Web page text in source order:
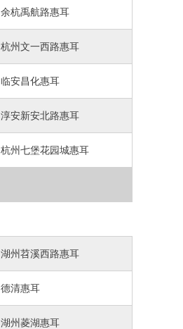
余杭禹航路惠耳
杭州文一西路惠耳
临安昌化惠耳
淳安新安北路惠耳
杭州七堡花园城惠耳
湖州苕溪西路惠耳
德清惠耳
湖州菱湖惠耳